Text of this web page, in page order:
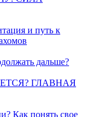
и путь к
дальше?
ГЛАВНАЯ
Как понять свое